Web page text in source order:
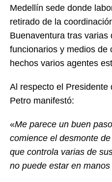
Medellín sede donde
retirado de la
Buenaventura tras varias
funcionarios y medios de
hechos varios agentes
Al respecto el Presidente
Petro manifestó:
«Me parece un buen
comience el desmonte
que controla varias de
no puede estar en